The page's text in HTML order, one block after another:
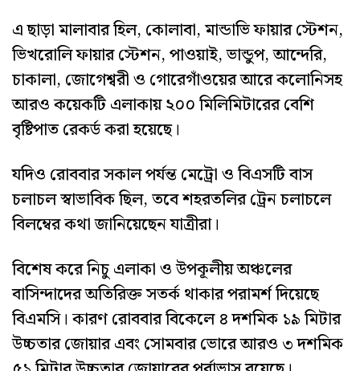
এ ছাড়া মালাবার হিল, কোলাবা, মান্ডাভি ফায়ার স্টেশন,
ভিখরোলি ফায়ার স্টেশন, পাওয়াই, ভান্ডুপ, আন্দেরি,
চাকালা, জোগেশ্বরী ও গোরেগাঁওয়ের আরে কলোনিসহ
আরও কয়েকটি এলাকায় ২০০ মিলিমিটারের বেশি
বৃষ্টিপাত রেকর্ড করা হয়েছে।
যদিও রোববার সকাল পর্যন্ত মেট্রো ও বিএসটি বাস
চলাচল স্বাভাবিক ছিল, তবে শহরতলির ট্রেন চলাচলে
বিলম্বের কথা জানিয়েছেন যাত্রীরা।
বিশেষ করে নিচু এলাকা ও উপকূলীয় অঞ্চলের
বাসিন্দাদের অতিরিক্ত সতর্ক থাকার পরামর্শ দিয়েছে
বিএমসি। কারণ রোববার বিকেলে ৪ দশমিক ১৯ মিটার
উচ্চতার জোয়ার এবং সোমবার ভোরে আরও ৩ দশমিক